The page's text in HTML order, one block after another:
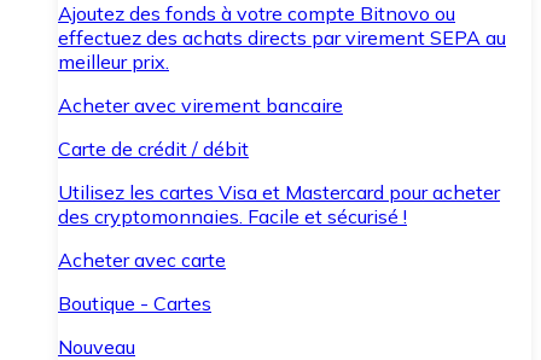
Ajoutez des fonds à votre compte Bitnovo ou
effectuez des achats directs par virement SEPA au
meilleur prix.
Acheter avec virement bancaire
Carte de crédit / débit
Utilisez les cartes Visa et Mastercard pour acheter
des cryptomonnaies. Facile et sécurisé !
Acheter avec carte
Boutique - Cartes
Nouveau